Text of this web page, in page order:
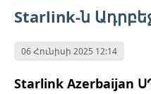
Starlink-ն
06 Հունիսի 2025 12:14
Starlink